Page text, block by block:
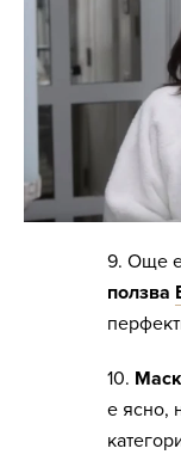
9. Още
ползва
10.
е ясно,